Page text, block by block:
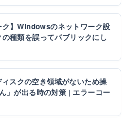
ク】Windowsのネットワーク設
種類を誤ってパブリックにし
スクの空き領域がないため操
」が出る時の対策 | エラーコー